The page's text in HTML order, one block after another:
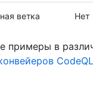
ветка Нет
примеры в
CodeQL